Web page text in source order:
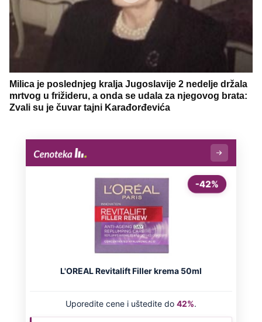
Milica je poslednjeg kralja Jugoslavije 2 nedelje držala
mrtvog u frižideru, a onda se udala za njegovog brata:
Zvali su je čuvar tajni Karađorđevića